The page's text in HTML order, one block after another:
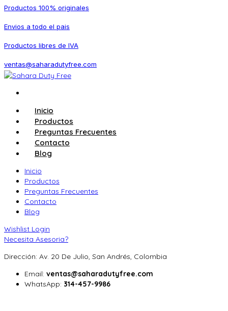
Productos 100% originales
Envios a todo el pais
Productos libres de IVA
ventas@saharadutyfree.com
Inicio
Productos
Preguntas Frecuentes
Contacto
Blog
Inicio
Productos
Preguntas Frecuentes
Contacto
Blog
Wishlist Login
Necesita Asesoria?
Dirección: Av. 20 De Julio, San Andrés, Colombia
Email: ventas@saharadutyfree.com
WhatsApp: 314-457-9986